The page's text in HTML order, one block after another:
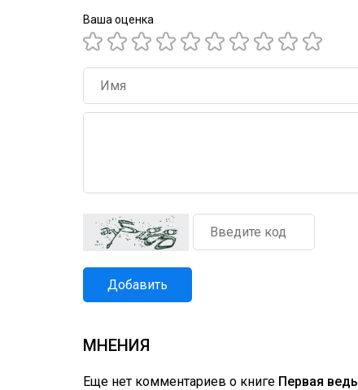
Ваша оценка
Добавить
МНЕНИЯ
Еще нет комментариев о книге Первая